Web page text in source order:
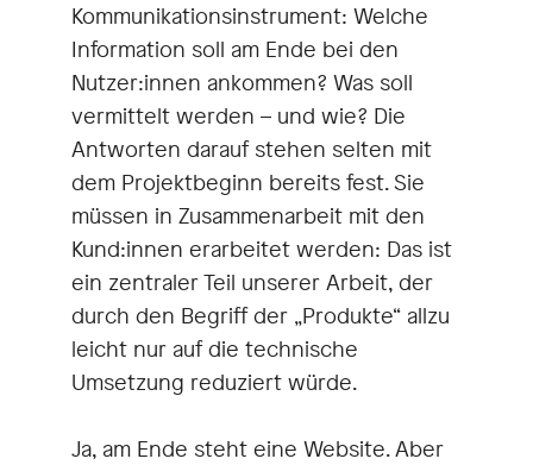
Kommunikationsinstrument: Welche
Information soll am Ende bei den
Nutzer:innen ankommen? Was soll
vermittelt werden – und wie? Die
Antworten darauf stehen selten mit
dem Projektbeginn bereits fest. Sie
müssen in Zusammenarbeit mit den
Kund:innen erarbeitet werden: Das ist
ein zentraler Teil unserer Arbeit, der
durch den Begriff der „Produkte“ allzu
leicht nur auf die technische
Umsetzung reduziert würde.
Ja, am Ende steht eine Website. Aber